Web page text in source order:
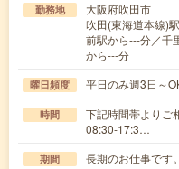
勤務地
大阪府吹田市
吹田(東海道本線)
前駅から---分／千
から---分
曜日頻度 平日のみ週3日～
時間
下記時間帯より
08:30-17:3…
期間 長期のお仕事で